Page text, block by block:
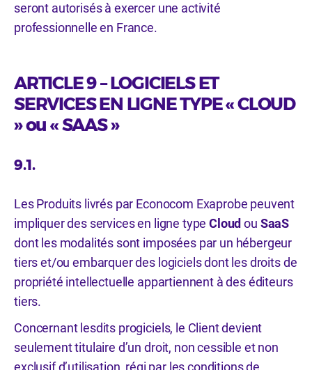
seront autorisés à exercer une activité
professionnelle en France.
ARTICLE 9 – LOGICIELS ET
SERVICES EN LIGNE TYPE « CLOUD
» ou « SAAS »
9.1.
Les Produits livrés par Econocom Exaprobe peuvent
impliquer des services en ligne typeCloud ou SaaS
dont les modalités sont imposées par un hébergeur
tiers et/ou embarquer des logiciels dont les droits de
propriété intellectuelle appartiennent à des éditeurs
tiers.
Concernant lesdits progiciels, le Client devient
seulement titulaire d’un droit, non cessible et non
exclusif d’utilisation, régi par les conditions de